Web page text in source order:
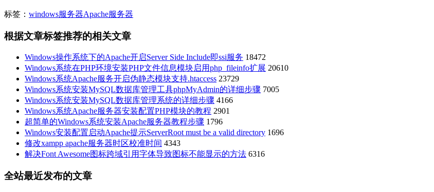
标签： windows服务器Apache服务器
根据文章标签推荐的相关文章
Windows操作系统下的Apache开启Server Side Include即ssi服务 18472
Windows系统在PHP环境安装PHP文件信息模块启用php_fileinfo扩展 20610
Windows系统Apache服务开启伪静态模块支持.htaccess 23729
Windows系统安装MySQL数据库管理工具phpMyAdmin的详细步骤 7005
Windows系统安装MySQL数据库管理系统的详细步骤 4166
Windows系统Apache服务器安装配置PHP模块的教程 2901
超简单的Windows系统安装Apache服务器教程步骤 1796
Windows安装配置启动Apache提示ServerRoot must be a valid directory 1696
修改xampp apache服务器时区校准时间 4343
解决Font Awesome图标跨域引用字体导致图标不能显示的方法 6316
全站最近发布的文章